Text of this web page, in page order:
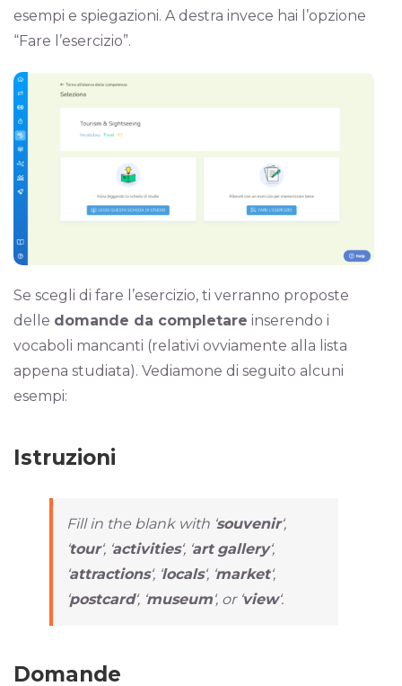
esempi e spiegazioni. A destra invece hai l’opzione
“Fare l’esercizio”.
Se scegli di fare l’esercizio, ti verranno proposte
delle domande da completare inserendo i
vocaboli mancanti (relativi ovviamente alla lista
appena studiata). Vediamone di seguito alcuni
esempi:
Istruzioni
Fill in the blank with souvenir‘,
tour‘, ‘ activities‘, ‘ art gallery‘,
attractions‘, ‘ locals‘, ‘ market‘,
postcard‘, ‘ museum‘, or ‘ view‘.
Domande